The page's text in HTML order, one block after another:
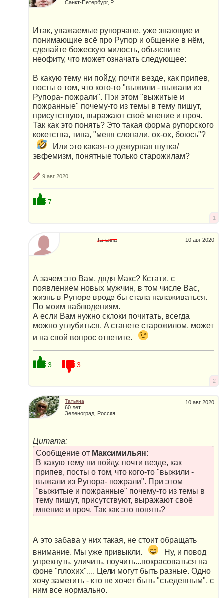
Итак, уважаемые рупорчане, уже знающие и
понимающие всё про Рупор и общение в нём,
сделайте божескую милость, объясните
неофиту, что может означать следующее:
В какую тему ни пойду, почти везде, как припев,
посты о том, что кого-то "выжили - выжали из
Рупора- пожрали". При этом "выжитые и
пожранные" почему-то из темы в тему пишут,
присутствуют, выражают своё мнение и проч.
Так как это понять? Это такая форма рупорского
кокетства, типа, "меня слопали, ох-ох, боюсь"?
Или это какая-то дежурная шутка/
эвфемизм, понятные только старожилам?
9 авг 2020
7
1
10 авг 2020
Татьяна
А зачем это Вам, дядя Макс? Кстати, с
появлением новых мужчин, в том числе Вас,
жизнь в Рупоре вроде бы стала налаживаться.
По моим наблюдениям.
А если Вам нужно склоки почитать, всегда
можно углубиться. А станете старожилом, может
и на свой вопрос ответите.
3 3
2
10 авг 2020
Татьяна
60 лет
Зеленоград, Россия
Цитата:
Сообщение от Максимильян:
В какую тему ни пойду, почти везде, как
припев, посты о том, что кого-то "выжили -
выжали из Рупора- пожрали". При этом
"выжитые и пожранные" почему-то из темы в
тему пишут, присутствуют, выражают своё
мнение и проч. Так как это понять?
А это забава у них такая, не стоит обращать
внимание. Мы уже привыкли.
Ну, и повод
упрекнуть, уличить, поучить...покрасоваться на
фоне "плохих".... Цели могут быть разные. Одно
хочу заметить - кто не хочет быть "съеденным", с
ним все нормально.